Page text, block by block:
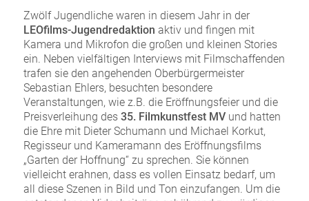
Zwölf Jugendliche waren in diesem Jahr in der
LEOfilms-Jugendredaktion aktiv und fingen mit
Kamera und Mikrofon die großen und kleinen Stories
ein. Neben vielfältigen Interviews mit Filmschaffenden
trafen sie den angehenden Oberbürgermeister
Sebastian Ehlers, besuchten besondere
Veranstaltungen, wie z.B. die Eröffnungsfeier und die
Preisverleihung des 35. Filmkunstfest MVund hatten
die Ehre mit Dieter Schumann und Michael Korkut,
Regisseur und Kameramann des Eröffnungsfilms
„Garten der Hoffnung“ zu sprechen. Sie können
vielleicht erahnen, dass es vollen Einsatz bedarf, um
all diese Szenen in Bild und Ton einzufangen. Um die